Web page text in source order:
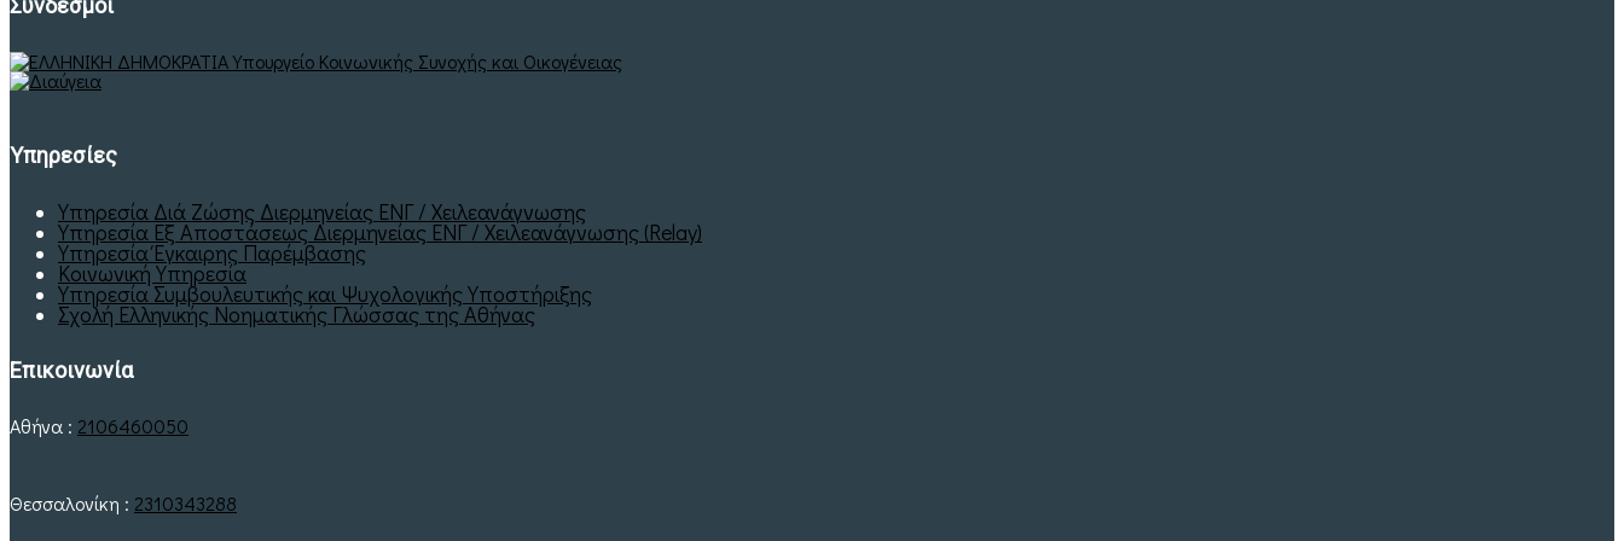
Σύνδεσμοι
Υπηρεσίες
Υπηρεσία Διά Ζώσης Διερμηνείας ΕΝΓ / Χειλεανάγνωσης
Υπηρεσία Εξ Αποστάσεως Διερμηνείας ΕΝΓ / Χειλεανάγνωσης (Relay)
Υπηρεσία Έγκαιρης Παρέμβασης
Κοινωνική Υπηρεσία
Υπηρεσία Συμβουλευτικής και Ψυχολογικής Υποστήριξης
Σχολή Ελληνικής Νοηματικής Γλώσσας της Αθήνας
Επικοινωνία
Αθήνα : 2106460050
Θεσσαλονίκη : 2310343288